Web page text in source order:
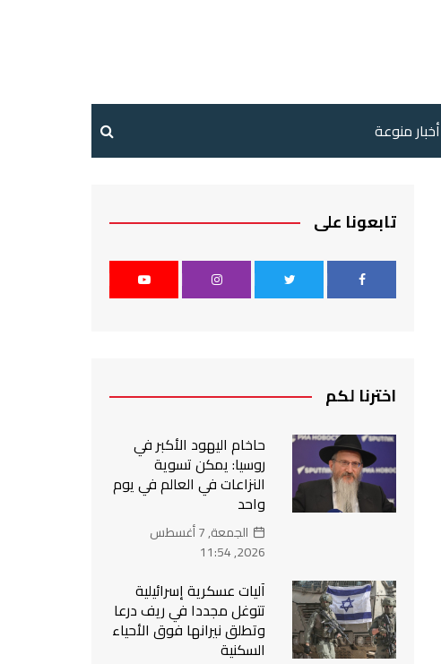
أخبار منوعة
تابعونا على
اخترنا لكم
حاخام اليهود الأكبر في
روسيا: يمكن تسوية
النزاعات في العالم في يوم
واحد
الجمعة, 7 أغسطس
2026, 11:54
آليات عسكرية إسرائيلية
تتوغل مجددا في ريف درعا
وتطلق نيرانها فوق الأحياء
السكنية